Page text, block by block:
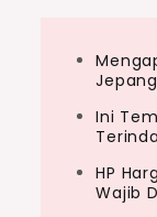
Ini
HP
Wajib